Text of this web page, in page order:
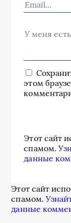
этом
Этот сайт
спамом.
данные
Этот сайт
спамом.
данные